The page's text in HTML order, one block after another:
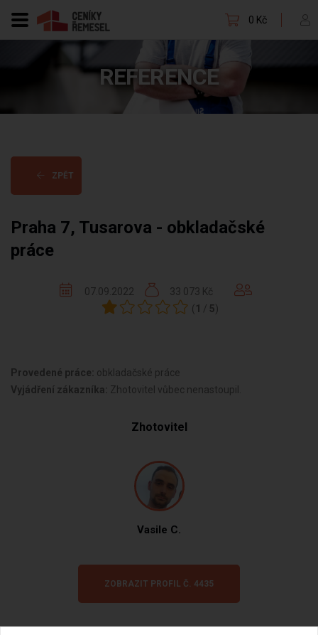
0 Kč
REFERENCE
ZPĚT
Praha 7, Tusarova - obkladačské
práce
07.09.2022
33 073 Kč
( 1 / 5)
Provedené práce: obkladačské práce
Vyjádření zákazníka: Zhotovitel vůbec nenastoupil.
Zhotovitel
Vasile C.
ZOBRAZIT PROFIL Č. 4435